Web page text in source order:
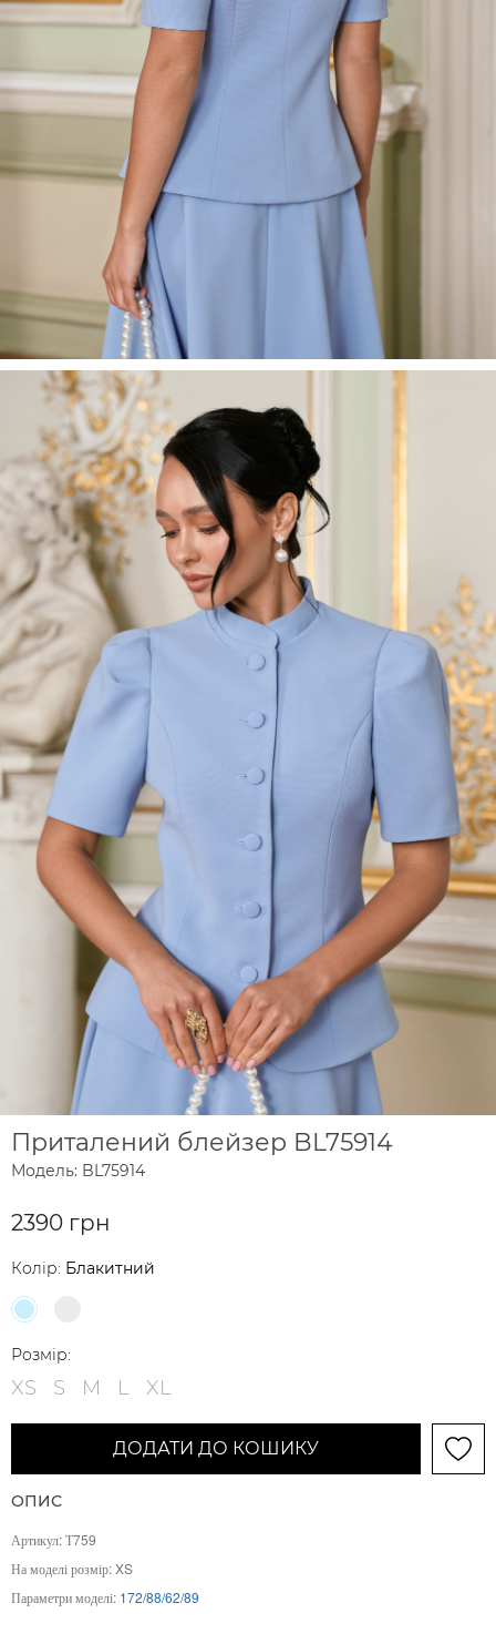
Приталений блейзер BL75914
Модель: BL75914
2390 грн
Колір: Блакитний
Розмір:
XS S M L XL
ДОДАТИ ДО КОШИКУ
ОПИС
Артикул: Т759
На моделі розмір: XS
Параметри моделі: 172/88/62/89